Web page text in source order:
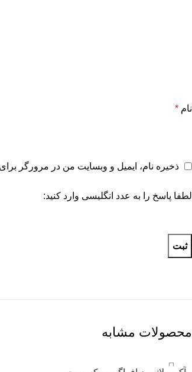
نام *
ذخیره نام، ایمیل و وبسایت من در مرورگر
لطفا پاسخ را به عدد انگلیسی وارد کنید:
محصولات مشابه